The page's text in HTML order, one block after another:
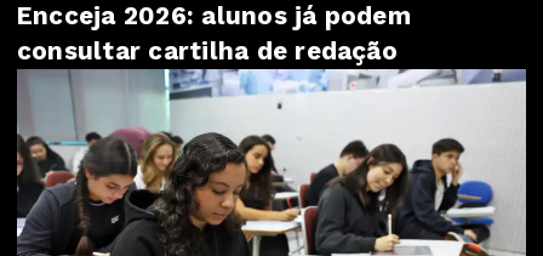
Encceja 2026: alunos já podem
consultar cartilha de redação